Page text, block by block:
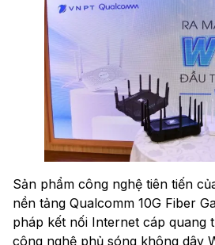
Sản phẩm công nghệ tiên tiến
nền tảng Qualcomm 10G Fiber
pháp kết nối Internet cáp quang
công nghệ phủ sóng không dây